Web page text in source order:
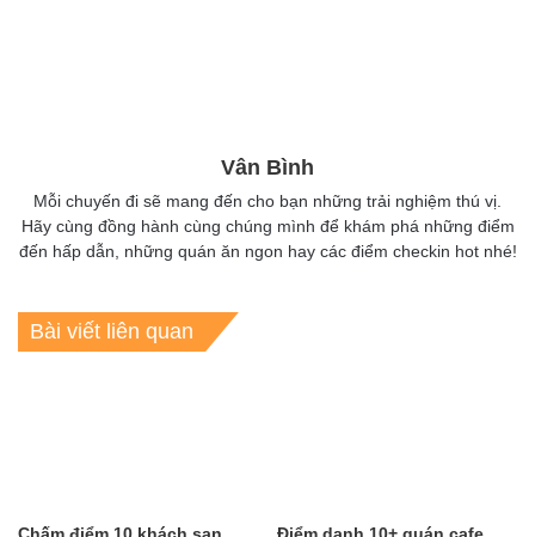
Vân Bình
Mỗi chuyến đi sẽ mang đến cho bạn những trải nghiệm thú vị.
Hãy cùng đồng hành cùng chúng mình để khám phá những điểm
đến hấp dẫn, những quán ăn ngon hay các điểm checkin hot nhé!
Bài viết liên quan